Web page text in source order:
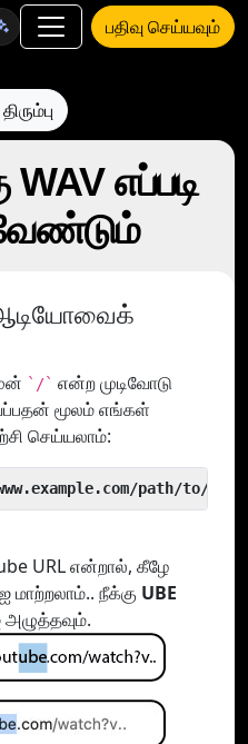
பதிவு செய்யவும்
எப்படி
`/` என்ற முடிவோடு
மூலம் எங்கள்
செய்யலாம்:
path/to/
URL என்றால், கீழே
மாற்றலாம்.. நீக்கு UBE
அழுத்தவும்.